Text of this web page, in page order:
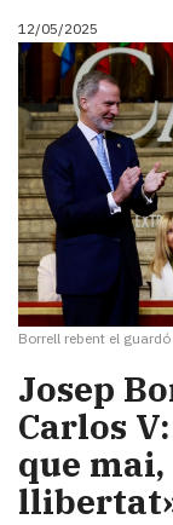
12/05/2025
Borrell rebent el
Josep
Carlos
que